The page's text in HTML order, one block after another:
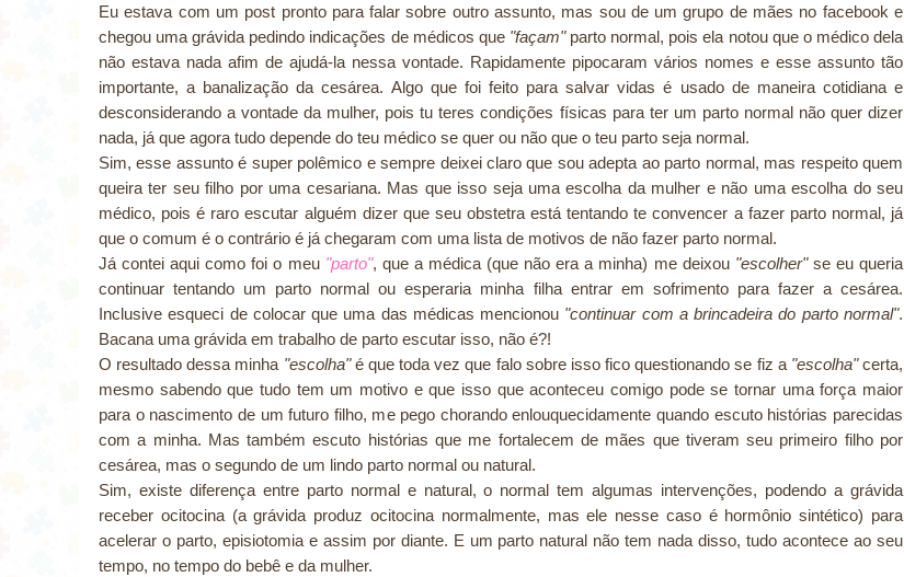
Eu estava com um post pronto para falar sobre outro assunto, mas sou de um grupo de mães no facebook e
chegou uma grávida pedindo indicações de médicos que"façam"parto normal, pois ela notou que o médico dela
não estava nada afim de ajudá-la nessa vontade. Rapidamente pipocaram vários nomes e esse assunto tão
importante, a banalização da cesárea. Algo que foi feito para salvar vidas é usado de maneira cotidiana e
desconsiderando a vontade da mulher, pois tu teres condições físicas para ter um parto normal não quer dizer
nada, já que agora tudo depende do teu médico se quer ou não que o teu parto seja normal.
Sim, esse assunto é super polêmico e sempre deixei claro que sou adepta ao parto normal, mas respeito quem
queira ter seu filho por uma cesariana. Mas que isso seja uma escolha da mulher e não uma escolha do seu
médico, pois é raro escutar alguém dizer que seu obstetra está tentando te convencer a fazer parto normal, já
que o comum é o contrário é já chegaram com uma lista de motivos de não fazer parto normal.
Já contei aqui como foi o meu "parto", que a médica (que não era a minha) me deixou "escolher"se eu queria
continuar tentando um parto normal ou esperaria minha filha entrar em sofrimento para fazer a cesárea.
Inclusive esqueci de colocar que uma das médicas mencionou "continuar com a brincadeira do parto normal".
Bacana uma grávida em trabalho de parto escutar isso, não é?!
O resultado dessa minha "escolha"é que toda vez que falo sobre isso fico questionando se fiz a "escolha"certa,
mesmo sabendo que tudo tem um motivo e que isso que aconteceu comigo pode se tornar uma força maior
para o nascimento de um futuro filho, me pego chorando enlouquecidamente quando escuto histórias parecidas
com a minha. Mas também escuto histórias que me fortalecem de mães que tiveram seu primeiro filho por
cesárea, mas o segundo de um lindo parto normal ou natural.
Sim, existe diferença entre parto normal e natural, o normal tem algumas intervenções, podendo a grávida
receber ocitocina (a grávida produz ocitocina normalmente, mas ele nesse caso é hormônio sintético) para
acelerar o parto, episiotomia e assim por diante. E um parto natural não tem nada disso, tudo acontece ao seu
tempo, no tempo do bebê e da mulher.